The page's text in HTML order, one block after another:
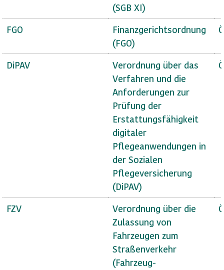
(SGB XI)
FGO
Finanzgerichtsordnung
(FGO)
DiPAV
Verordnung über das
Verfahren und die
Anforderungen zur
Prüfung der
Erstattungsfähigkeit
digitaler
Pflegeanwendungen in
der Sozialen
Pflegeversicherung
(DiPAV)
FZV
Verordnung über die
Zulassung von
Fahrzeugen zum
Straßenverkehr
(Fahrzeug-